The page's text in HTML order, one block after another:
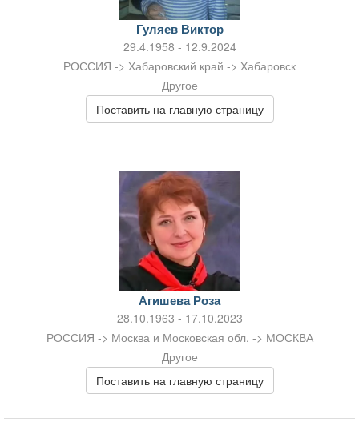
Гуляев Виктор
29.4.1958 - 12.9.2024
РОССИЯ -> Хабаровский край -> Хабаровск
Другое
Поставить на главную страницу
Агишева Роза
28.10.1963 - 17.10.2023
РОССИЯ -> Москва и Московская обл. -> МОСКВА
Другое
Поставить на главную страницу